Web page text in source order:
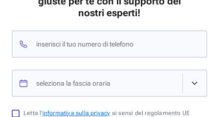
nostri esperti!
inserisci il tuo numero di telefono
seleziona la fascia oraria
Letta l'informativa sulla privacy ai sensi del regolamento UE